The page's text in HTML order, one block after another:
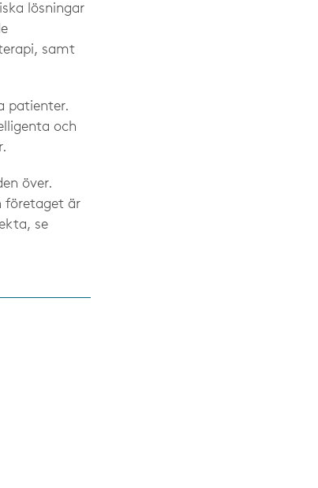
lösningar
samt
patienter.
och
över.
företaget är
se